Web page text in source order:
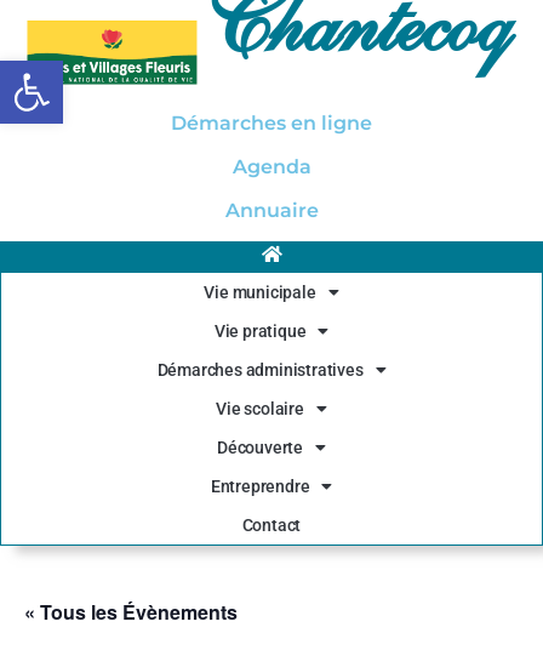
Ouvrir la barre d’outils
Démarches en ligne
Agenda
Annuaire
Vie municipale
Vie pratique
Démarches administratives
Vie scolaire
Découverte
Entreprendre
Contact
« Tous les Évènements